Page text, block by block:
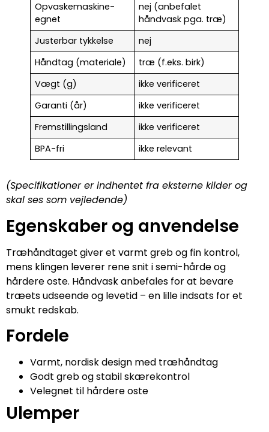
Opvaskemaskine-
egnet
nej (anbefalet
håndvask pga. træ)
Justerbar tykkelse
nej
Håndtag (materiale)
træ (f.eks. birk)
Vægt (g)
ikke verificeret
Garanti (år)
ikke verificeret
Fremstillingsland
ikke verificeret
BPA-fri
ikke relevant
(Specifikationer er indhentet fra eksterne kilder og
skal ses som vejledende)
Egenskaber og anvendelse
Træhåndtaget giver et varmt greb og fin kontrol,
mens klingen leverer rene snit i semi-hårde og
hårdere oste. Håndvask anbefales for at bevare
træets udseende og levetid – en lille indsats for et
smukt redskab.
Fordele
Varmt, nordisk design med træhåndtag
Godt greb og stabil skærekontrol
Velegnet til hårdere oste
Ulemper